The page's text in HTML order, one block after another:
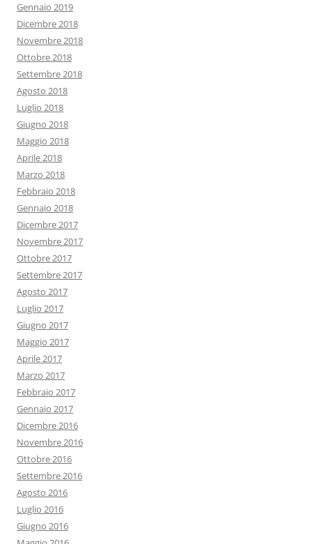
Gennaio 2019
Dicembre 2018
Novembre 2018
Ottobre 2018
Settembre 2018
Agosto 2018
Luglio 2018
Giugno 2018
Maggio 2018
Aprile 2018
Marzo 2018
Febbraio 2018
Gennaio 2018
Dicembre 2017
Novembre 2017
Ottobre 2017
Settembre 2017
Agosto 2017
Luglio 2017
Giugno 2017
Maggio 2017
Aprile 2017
Marzo 2017
Febbraio 2017
Gennaio 2017
Dicembre 2016
Novembre 2016
Ottobre 2016
Settembre 2016
Agosto 2016
Luglio 2016
Giugno 2016